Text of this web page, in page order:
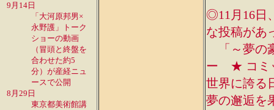
9月14日
「大河原邦男×
永野護」トーク
ショーの動画
（冒頭と終盤を
合わせた約5
分）が産経ニュ
ースで公開
8月29日
東京都美術館講
◎11月16日
な投稿があ
「～夢の
ー ★ コミ
世界に誇る
夢の邂逅を